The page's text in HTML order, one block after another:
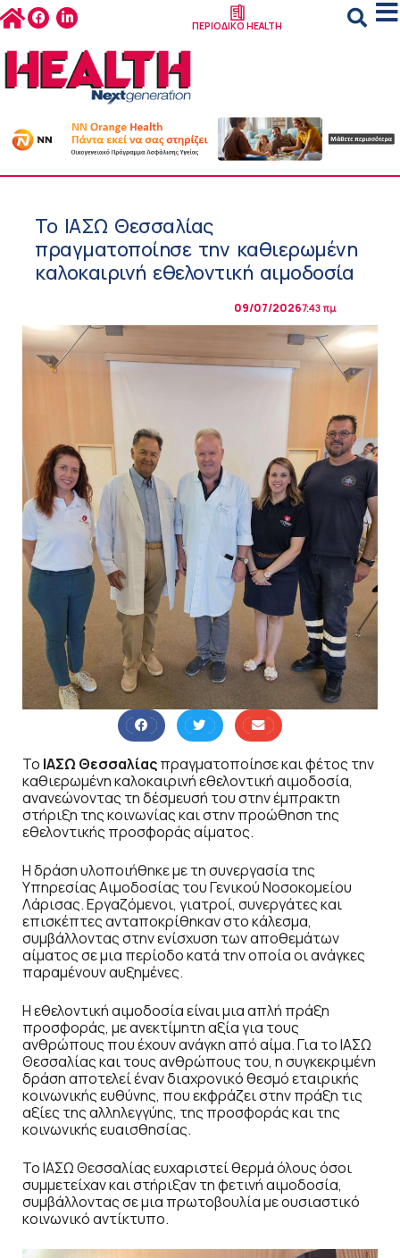
ΠΕΡΙΟΔΙΚΟ HEALTH
Το ΙΑΣΩ Θεσσαλίας
πραγματοποίησε την καθιερωμένη
καλοκαιρινή εθελοντική αιμοδοσία
09/07/20267:43 πμ
Το ΙΑΣΩ Θεσσαλίαςπραγματοποίησε και φέτος την
καθιερωμένη καλοκαιρινή εθελοντική αιμοδοσία,
ανανεώνοντας τη δέσμευσή του στην έμπρακτη
στήριξη της κοινωνίας και στην προώθηση της
εθελοντικής προσφοράς αίματος.
Η δράση υλοποιήθηκε με τη συνεργασία της
Υπηρεσίας Αιμοδοσίας του Γενικού Νοσοκομείου
Λάρισας. Εργαζόμενοι, γιατροί, συνεργάτες και
επισκέπτες ανταποκρίθηκαν στο κάλεσμα,
συμβάλλοντας στην ενίσχυση των αποθεμάτων
αίματος σε μια περίοδο κατά την οποία οι ανάγκες
παραμένουν αυξημένες.
Η εθελοντική αιμοδοσία είναι μια απλή πράξη
προσφοράς, με ανεκτίμητη αξία για τους
ανθρώπους που έχουν ανάγκη από αίμα. Για το ΙΑΣΩ
Θεσσαλίας και τους ανθρώπους του, η συγκεκριμένη
δράση αποτελεί έναν διαχρονικό θεσμό εταιρικής
κοινωνικής ευθύνης, που εκφράζει στην πράξη τις
αξίες της αλληλεγγύης, της προσφοράς και της
κοινωνικής ευαισθησίας.
Το ΙΑΣΩ Θεσσαλίας ευχαριστεί θερμά όλους όσοι
συμμετείχαν και στήριξαν τη φετινή αιμοδοσία,
συμβάλλοντας σε μια πρωτοβουλία με ουσιαστικό
κοινωνικό αντίκτυπο.